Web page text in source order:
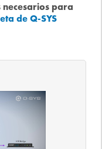
necesarios para
de Q-SYS